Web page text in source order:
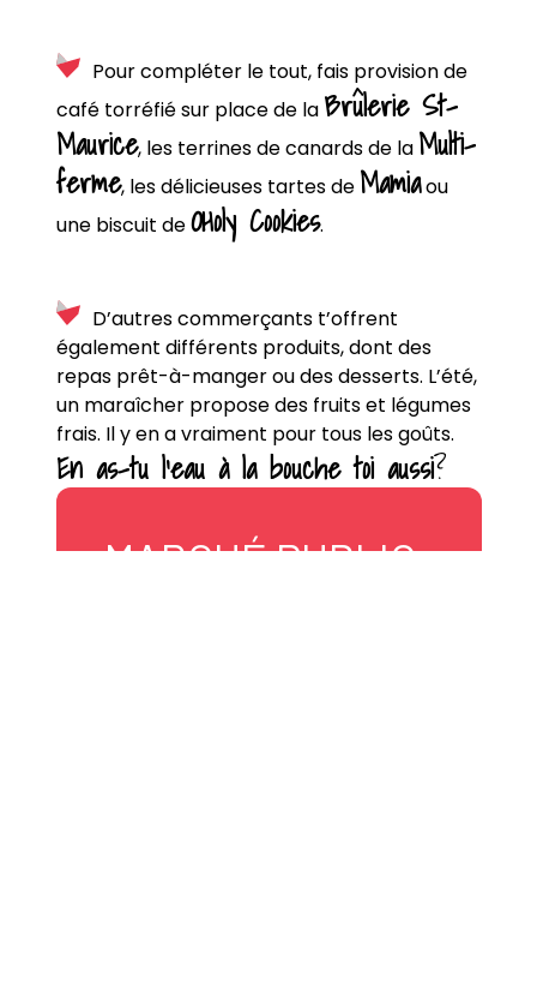
Pour compléter le tout, fais provision de
café torréfié sur place de la Brûlerie St-
Maurice, les terrines de canards de la Multi-
ferme, les délicieuses tartes de Mamiaou
une biscuit deOHoly Cookies.
D’autres commerçants t’offrent
également différents produits, dont des
repas prêt-à-manger ou des desserts. L’été,
un maraîcher propose des fruits et légumes
frais. Il y en a vraiment pour tous les goûts.
En as-tu l’eau à la bouche toi aussi?
MARCHÉ PUBLIC